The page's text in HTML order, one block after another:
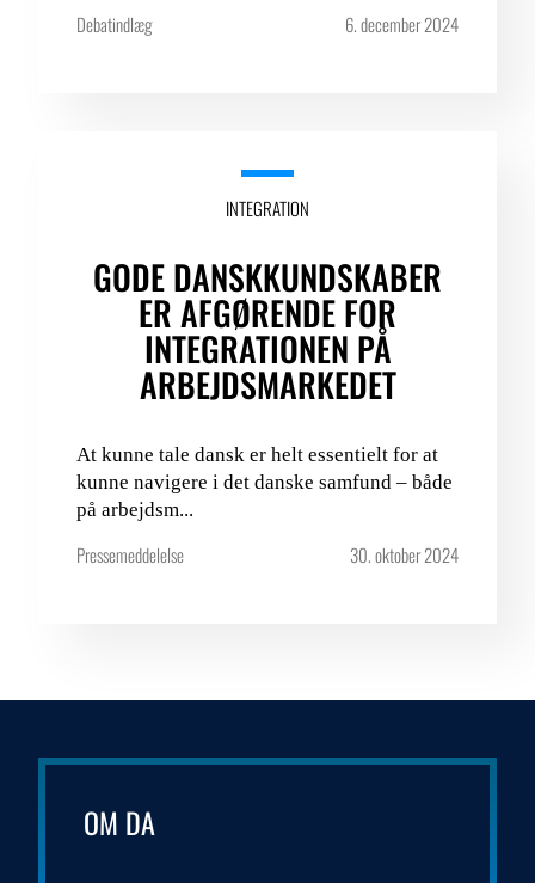
Debatindlæg 6. december 2024
INTEGRATION
GODE DANSKKUNDSKABER
ER AFGØRENDE FOR
INTEGRATIONEN PÅ
ARBEJDSMARKEDET
At kunne tale dansk er helt essentielt for at
kunne navigere i det danske samfund – både
på arbejdsm...
Pressemeddelelse 30. oktober 2024
OM DA